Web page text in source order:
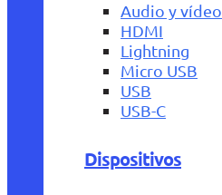
Audio y vídeo
HDMI
Lightning
Micro USB
USB
USB-C
Dispositivos